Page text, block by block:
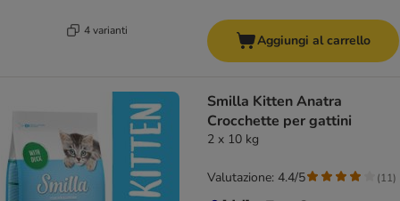
4 varianti
Aggiungi al carrello
Smilla Kitten Anatra
Crocchette per gattini
2 x 10 kg
Valutazione: 4.4/5 (11)